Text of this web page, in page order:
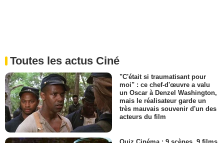
Toutes les actus Ciné
"C'était si traumatisant pour
moi" : ce chef-d'œuvre a valu
un Oscar à Denzel Washington,
mais le réalisateur garde un
très mauvais souvenir d'un des
acteurs du film